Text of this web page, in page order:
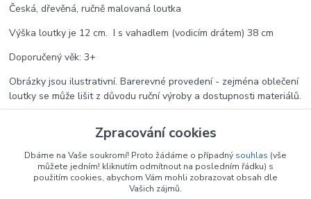
Česká, dřevěná, ručně malovaná loutka
Výška loutky je 12 cm. I s vahadlem (vodicím drátem) 38 cm
Doporučený věk: 3+
Obrázky jsou ilustrativní. Barerevné provedení - zejména oblečení
loutky se může lišit z důvodu ruční výroby a dostupnosti materiálů.
pomáhá lidem se zdravotním znevýhodněním.
Zboží zařazeno v kategoriích
Zpracování cookies
Dbáme na Vaše soukromí! Proto žádáme o případný souhlas (vše
můžete jedním! kliknutím odmítnout na posledním řádku) s
použitím cookies, abychom Vám mohli zobrazovat obsah dle
Vašich zájmů.